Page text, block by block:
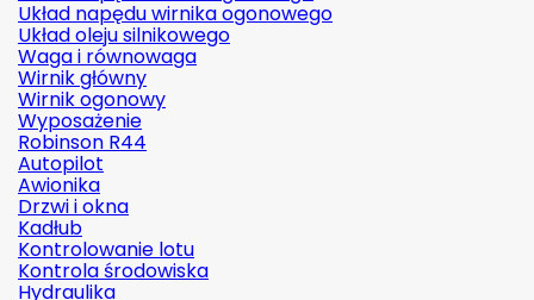
Układ napędu wirnika ogonowego
Układ oleju silnikowego
Waga i równowaga
Wirnik główny
Wirnik ogonowy
Wyposażenie
Robinson R44
Autopilot
Awionika
Drzwi i okna
Kadłub
Kontrolowanie lotu
Kontrola środowiska
Hydraulika